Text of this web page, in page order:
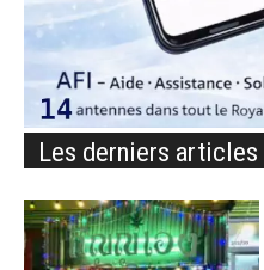
Les derniers articles